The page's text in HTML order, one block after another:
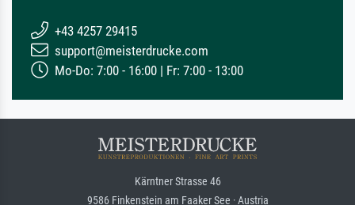
+43 4257 29415
support@meisterdrucke.com
Mo-Do: 7:00 - 16:00 | Fr: 7:00 - 13:00
Kärntner Strasse 46
9586 Finkenstein am Faaker See · Austria